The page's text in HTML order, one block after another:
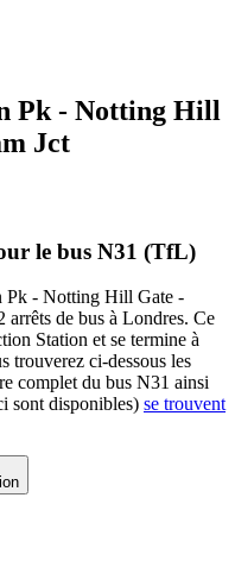
Pk - Notting Hill
Jct
le bus N31 (TfL)
Pk - Notting Hill Gate -
arrêts de bus à Londres. Ce
Station et se termine à
trouverez ci-dessous les
complet du bus N31 ainsi
sont disponibles) se trouvent